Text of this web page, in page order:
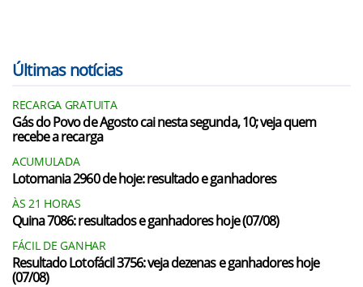
Últimas notícias
RECARGA GRATUITA
Gás do Povo de Agosto cai nesta segunda, 10; veja quem
recebe a recarga
ACUMULADA
Lotomania 2960 de hoje: resultado e ganhadores
ÀS 21 HORAS
Quina 7086: resultados e ganhadores hoje (07/08)
FÁCIL DE GANHAR
Resultado Lotofácil 3756: veja dezenas e ganhadores hoje
(07/08)